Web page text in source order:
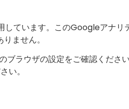
ています。このGoogleアナ
ません。
ラウザの設定をご確認くださ
い。